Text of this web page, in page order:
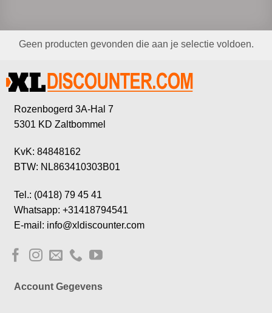
Geen producten gevonden die aan je selectie voldoen.
Rozenbogerd 3A-Hal 7
5301 KD Zaltbommel
KvK: 84848162
BTW: NL863410303B01
Tel.: (0418) 79 45 41
Whatsapp: +31418794541
E-mail: info@xldiscounter.com
Account Gegevens